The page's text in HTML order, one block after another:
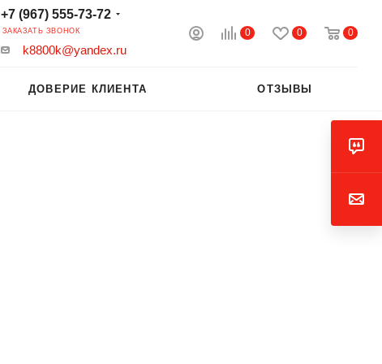
0 0 0
+7 (967) 555-73-72
ЗАКАЗАТЬ ЗВОНОК
k8800k@yandex.ru
ДОВЕРИЕ КЛИЕНТА ОТЗЫВЫ